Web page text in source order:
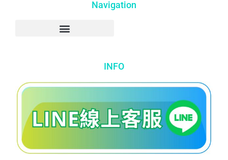
Navigation
INFO